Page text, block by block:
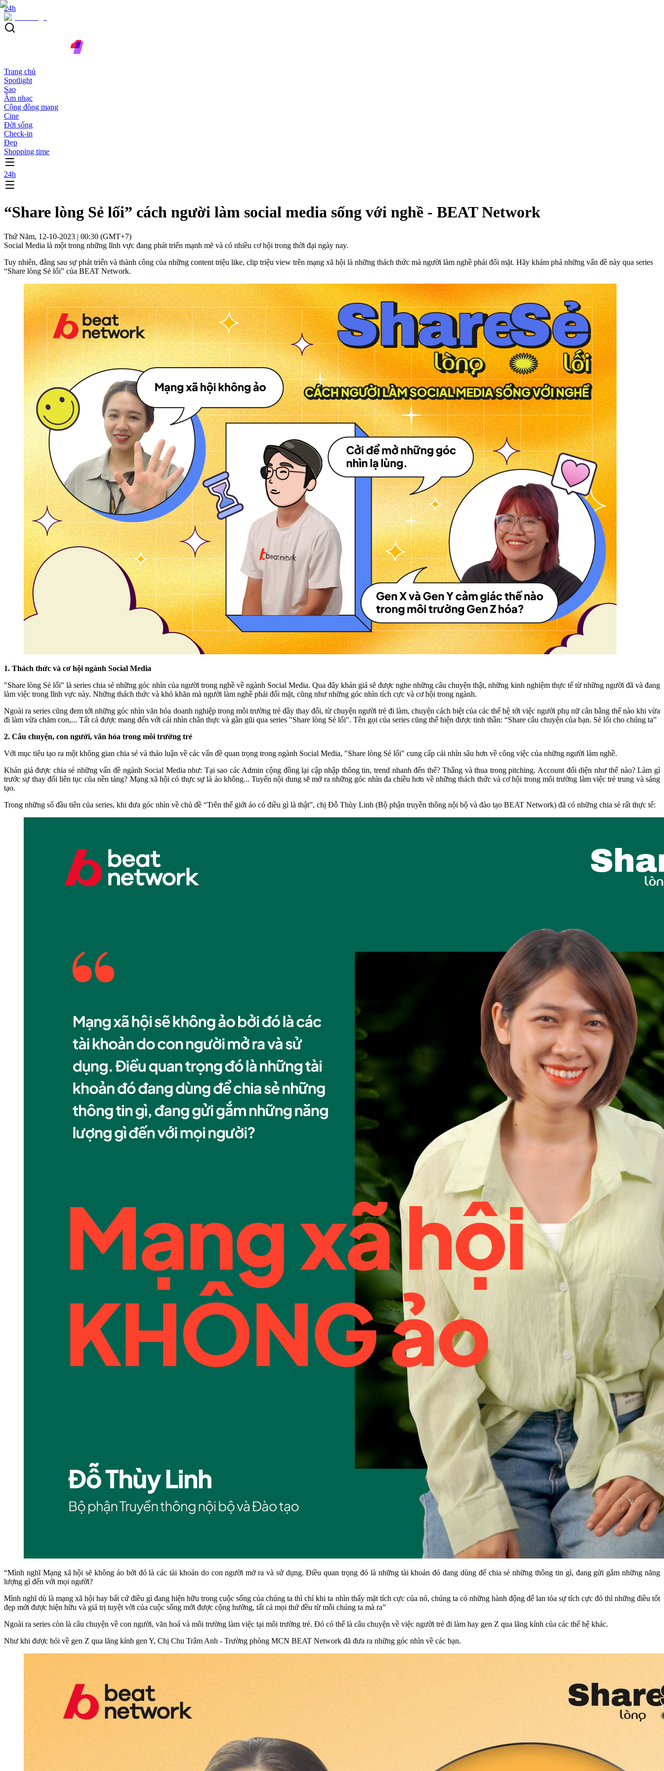
24h
Trang chủ
Spotlight
Sao
Âm nhạc
Cộng đồng mạng
Cine
Đời sống
Check-in
Đẹp
Shopping time
24h
“Share lòng Sẻ lối” cách người làm social media sống với nghề - BEAT Network
Thứ Năm, 12-10-2023 | 00:30 (GMT+7)
Social Media là một trong những lĩnh vực đang phát triển mạnh mẽ và có nhiều cơ hội trong thời đại ngày nay.
Tuy nhiên, đằng sau sự phát triển và thành công của những content triệu like, clip triệu view trên mạng xã hội là những thách thức mà người làm nghề phải đối mặt. Hãy khám phá những vấn đề này qua series
“Share lòng Sẻ lối” của BEAT Network.
1. Thách thức và cơ hội ngành Social Media
"Share lòng Sẻ lối" là series chia sẻ những góc nhìn của người trong nghề về ngành Social Media. Qua đây khán giả sẽ được nghe những câu chuyện thật, những kinh nghiệm thực tế từ những người đã và đang
làm việc trong lĩnh vực này. Những thách thức và khó khăn mà người làm nghề phải đối mặt, cũng như những góc nhìn tích cực và cơ hội trong ngành.
Ngoài ra series cũng đem tới những góc nhìn văn hóa doanh nghiệp trong môi trường trẻ đầy thay đổi, từ chuyện người trẻ đi làm, chuyện cách biệt của các thế hệ tới việc người phụ nữ cân bằng thế nào khi vừa
đi làm vừa chăm con,... Tất cả được mang đến với cái nhìn chân thực và gần gũi qua series "Share lòng Sẻ lối". Tên gọi của series cũng thể hiện được tinh thần: “Share câu chuyện của bạn. Sẻ lối cho chúng ta”
2. Câu chuyện, con người, văn hóa trong môi trường trẻ
Với mục tiêu tạo ra một không gian chia sẻ và thảo luận về các vấn đề quan trọng trong ngành Social Media, "Share lòng Sẻ lối" cung cấp cái nhìn sâu hơn về công việc của những người làm nghề.
Khán giả được chia sẻ những vấn đề ngành Social Media như: Tại sao các Admin cộng đồng lại cập nhập thông tin, trend nhanh đến thế? Thắng và thua trong pitching. Account đối diện như thế nào? Làm gì
trước sự thay đổi liên tục của nền tảng? Mạng xã hội có thực sự là ảo không... Tuyến nội dung sẽ mở ra những góc nhìn đa chiều hơn về những thách thức và cơ hội trong môi trường làm việc trẻ trung và sáng
tạo.
Trong những số đầu tiên của series, khi đưa góc nhìn về chủ đề “Trên thế giới ảo có điều gì là thật”, chị Đỗ Thùy Linh (Bộ phận truyền thông nội bộ và đào tạo BEAT Network) đã có những chia sẻ rất thực tế:
“Mình nghĩ Mạng xã hội sẽ không ảo bởi đó là các tài khoản do con người mở ra và sử dụng. Điều quan trọng đó là những tài khoản đó đang dùng để chia sẻ những thông tin gì, đang gửi gắm những năng
lượng gì đến với mọi người?
Mình nghĩ dù là mạng xã hội hay bất cứ điều gì đang hiện hữu trong cuộc sống của chúng ta thì chỉ khi ta nhìn thấy mặt tích cực của nó, chúng ta có những hành động để lan tỏa sự tích cực đó thì những điều tốt
đẹp mới được hiện hữu và giá trị tuyệt vời của cuộc sống mới được cộng hưởng, tất cả mọi thứ đều từ mỗi chúng ta mà ra”
Ngoài ra series còn là câu chuyện về con người, văn hoá và môi trường làm việc tại môi trường trẻ. Đó có thể là câu chuyện về việc người trẻ đi làm hay gen Z qua lăng kính của các thế hệ khác.
Như khi được hỏi về gen Z qua lăng kính gen Y, Chị Chu Trâm Anh - Trường phòng MCN BEAT Network đã đưa ra những góc nhìn về các bạn.